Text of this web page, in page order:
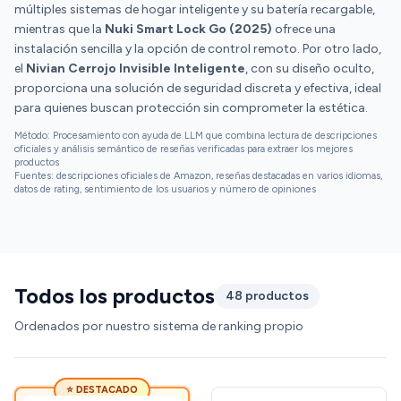
múltiples sistemas de hogar inteligente y su batería recargable,
mientras que la Nuki Smart Lock Go (2025) ofrece una
instalación sencilla y la opción de control remoto. Por otro lado,
el Nivian Cerrojo Invisible Inteligente, con su diseño oculto,
proporciona una solución de seguridad discreta y efectiva, ideal
para quienes buscan protección sin comprometer la estética.
Método: Procesamiento con ayuda de LLM que combina lectura de descripciones
oficiales y análisis semántico de reseñas verificadas para extraer los mejores
productos
Fuentes: descripciones oficiales de Amazon, reseñas destacadas en varios idiomas,
datos de rating, sentimiento de los usuarios y número de opiniones
Todos los productos
48 productos
Ordenados por nuestro sistema de ranking propio
⭐ DESTACADO